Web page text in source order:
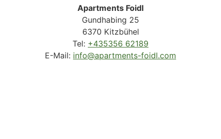
Apartments Foidl
Gundhabing 25
6370 Kitzbühel
Tel: +435356 62189
E-Mail: info@apartments-foidl.com